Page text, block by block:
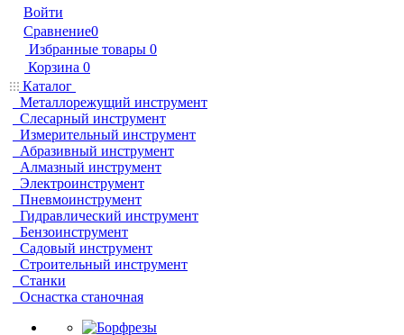
Войти
Сравнение0
Избранные товары 0
Корзина 0
Каталог
Металлорежущий инструмент
Слесарный инструмент
Измерительный инструмент
Абразивный инструмент
Алмазный инструмент
Электроинструмент
Пневмоинструмент
Гидравлический инструмент
Бензоинструмент
Садовый инструмент
Строительный инструмент
Станки
Оснастка станочная